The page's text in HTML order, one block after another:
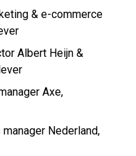
& e-commerce
Albert Heijn &
Axe,
Nederland,